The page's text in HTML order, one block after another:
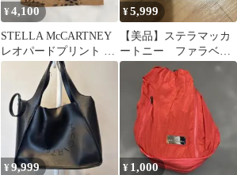
¥4,100
STELLA McCARTNEY
レオパードプリント T
シャツ
¥5,999
【美品】ステラマッカ
ートニー ファラベ
ラ 折り財布 ネイビ
¥9,999 ¥ 1,000